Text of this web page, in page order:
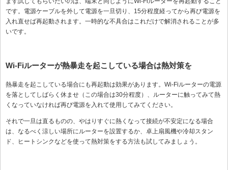
です。電源ケーブルを外して電源を一旦切り、15分程度経ってから再び電源を
入れ直せば再起動されます。一時的な不具合はこれだけで解消されることが多
いです。
Wi-Fiルーターが熱暴走を起こしている場合は熱対策を
熱暴走を起こしている場合にも再起動は効果があります。Wi-Fiルーターの電源
を落としてしばらく休ませ（この場合は30分程度）、ルーターに触ってみて熱
くなっていなければ再び電源を入れて使用してみてください。
それで一旦は直るものの、やはりすぐに熱くなって接続が不安定になる場合
は、なるべく涼しい場所にルーターを設置するか、卓上扇風機や冷却スタン
ド、ヒートシンクなどを使って熱対策をする方法も試してみましょう。